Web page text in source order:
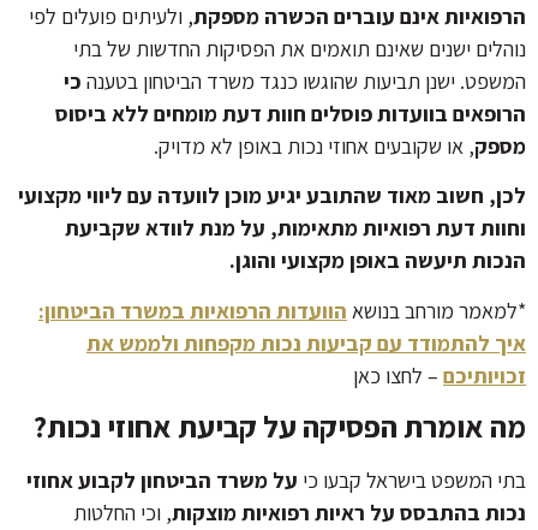
הרפואיות אינם עוברים הכשרה מספקת, ולעיתים פועלים לפי
נוהלים ישנים שאינם תואמים את הפסיקות החדשות של בתי
המשפט. ישנן תביעות שהוגשו כנגד משרד הביטחון בטענה כי
הרופאים בוועדות פוסלים חוות דעת מומחים ללא ביסוס
מספק, או שקובעים אחוזי נכות באופן לא מדויק.
לכן, חשוב מאוד שהתובע יגיע מוכן לוועדה עם ליווי מקצועי
וחוות דעת רפואיות מתאימות, על מנת לוודא שקביעת
הנכות תיעשה באופן מקצועי והוגן.
*למאמר מורחב בנושא הוועדות הרפואיות במשרד הביטחון:
איך להתמודד עם קביעות נכות מקפחות ולממש את
זכויותיכם – לחצו כאן
מה אומרת הפסיקה על קביעת אחוזי נכות?
בתי המשפט בישראל קבעו כי על משרד הביטחון לקבוע אחוזי
נכות בהתבסס על ראיות רפואיות מוצקות, וכי החלטות